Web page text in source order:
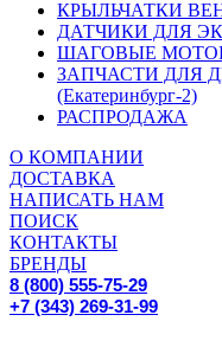
КРЫЛЬЧАТКИ
ДАТЧИКИ ДЛЯ
ШАГОВЫЕ
ЗАПЧАСТИ ДЛЯ
(Екатеринбург-2)
РАСПРОДАЖА
О КОМПАНИИ
ДОСТАВКА
НАПИСАТЬ НАМ
ПОИСК
КОНТАКТЫ
БРЕНДЫ
8 (800) 555-75-29
+7 (343) 269-31-99